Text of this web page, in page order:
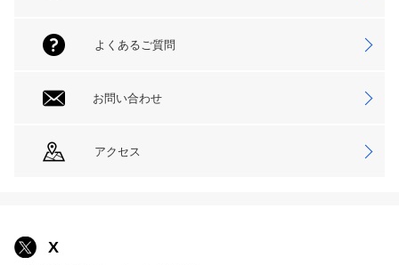
よくあるご質問
お問い合わせ
アクセス
X